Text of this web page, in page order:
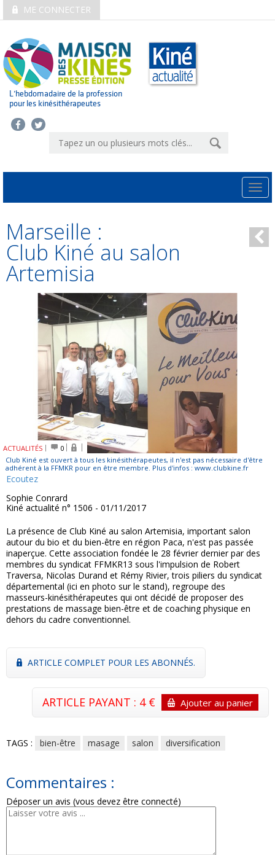
ME CONNECTER
L’hebdomadaire de la profession
pour les kinésithérapeutes
Marseille :
Club Kiné au salon
Artemisia
ACTUALITÉS
0
Club Kiné est ouvert à tous les kinésithérapeutes, il n'est pas nécessaire d'être
adhérent à la FFMKR pour en être membre. Plus d'infos : www.clubkine.fr
Ecoutez
Sophie Conrard
Kiné actualité n° 1506 - 01/11/2017
La présence de Club Kiné au salon Artemisia, important salon
autour du bio et du bien-être en région Paca, n'est pas passée
inaperçue. Cette association fondée le 28 février dernier par des
membres du syndicat FFMKR13 sous l'impulsion de Robert
Traversa, Nicolas Durand et Rémy Rivier, trois piliers du syndicat
départemental (ici en photo sur le stand), regroupe des
masseurs-kinésithérapeutes qui ont décidé de proposer des
prestations de massage bien-être et de coaching physique en
dehors du cadre conventionnel.
ARTICLE COMPLET POUR LES ABONNÉS.
ARTICLE PAYANT : 4 € Ajouter au panier
TAGS : bien-être masage salon diversification
Commentaires :
Déposer un avis (vous devez être connecté)